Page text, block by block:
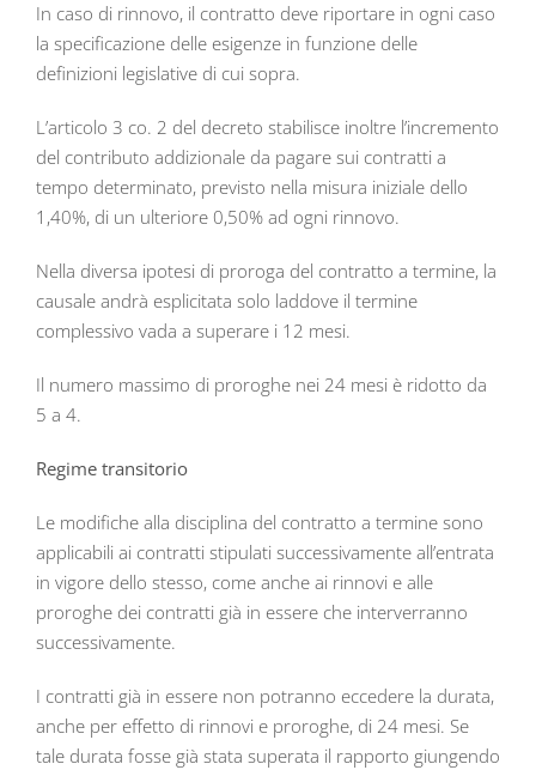
In caso di rinnovo, il contratto deve riportare in ogni caso
la specificazione delle esigenze in funzione delle
definizioni legislative di cui sopra.
L’articolo 3 co. 2 del decreto stabilisce inoltre l’incremento
del contributo addizionale da pagare sui contratti a
tempo determinato, previsto nella misura iniziale dello
1,40%, di un ulteriore 0,50% ad ogni rinnovo.
Nella diversa ipotesi di proroga del contratto a termine, la
causale andrà esplicitata solo laddove il termine
complessivo vada a superare i 12 mesi.
Il numero massimo di proroghe nei 24 mesi è ridotto da
5 a 4.
Regime transitorio
Le modifiche alla disciplina del contratto a termine sono
applicabili ai contratti stipulati successivamente all’entrata
in vigore dello stesso, come anche ai rinnovi e alle
proroghe dei contratti già in essere che interverranno
successivamente.
I contratti già in essere non potranno eccedere la durata,
anche per effetto di rinnovi e proroghe, di 24 mesi. Se
tale durata fosse già stata superata il rapporto giungendo